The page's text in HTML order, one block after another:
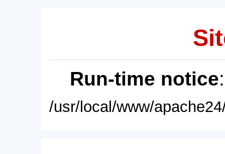
Run-time notice
/usr/local/www/